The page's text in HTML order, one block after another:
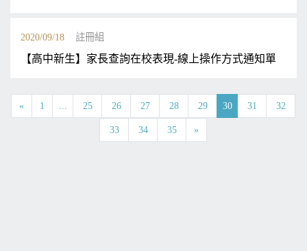
2020/09/18 註冊組
【高中新生】家長查詢在校表現-線上操作方式通知單
« 1 ... 25 26 27 28 29 30 31 32
33 34 35 »